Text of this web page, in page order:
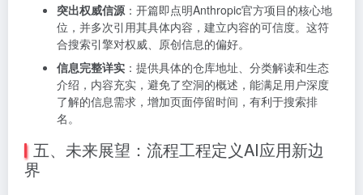
突出权威信源 ：开篇即点明Anthropic官方项目的核心地
位，并多次引用其具体内容，建立内容的可信度。这符
合搜索引擎对权威、原创信息的偏好。
信息完整详实 ：提供具体的仓库地址、分类解读和生态
介绍，内容充实，避免了空洞的概述，能满足用户深度
了解的信息需求，增加页面停留时间，有利于搜索排
名。
五、未来展望：流程工程定义AI应用新边
界